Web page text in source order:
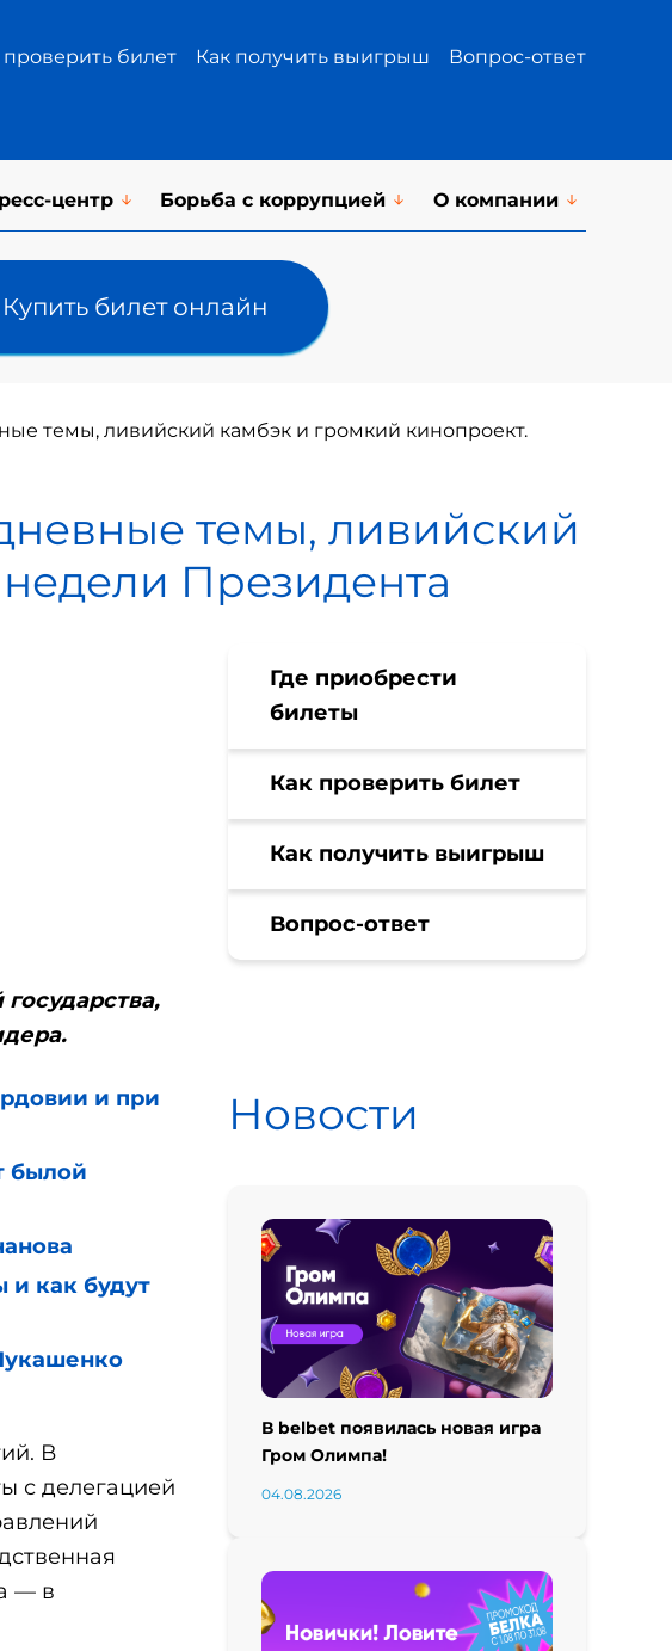
проверить билет Как получить выигрыш Вопрос-ответ
центр Борьба с коррупцией О компании
Купить билет онлайн
темы, ливийский камбэк и громкий кинопроект.
темы, ливийский
Президента
и при
былой
как будут
В
с делегацией
— в
Где приобрести
билеты
Как проверить билет
Как получить выигрыш
Вопрос-ответ
Новости
В belbet появилась новая игра
Гром Олимпа!
04.08.2026